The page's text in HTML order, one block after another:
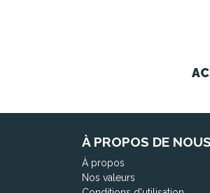
À PROPOS DE NOUS
À propos
Nos valeurs